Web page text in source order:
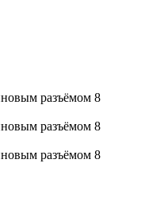
разъёмом 8
разъёмом 8
разъёмом 8